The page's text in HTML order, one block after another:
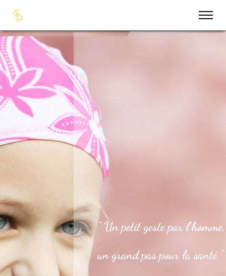
" Un petit geste par l’homme,
un grand pas pour la santé "